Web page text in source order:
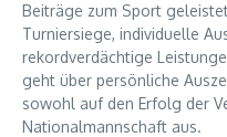
Beiträge zum Sport
Turniersiege, individuelle
rekordverdächtige
geht über persönliche
sowohl auf den Erfolg der
Nationalmannschaft aus.